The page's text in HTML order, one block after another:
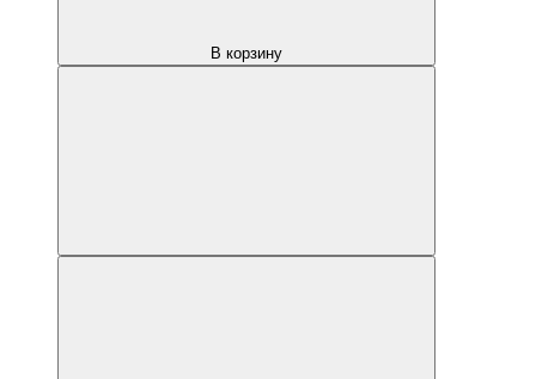
В корзину